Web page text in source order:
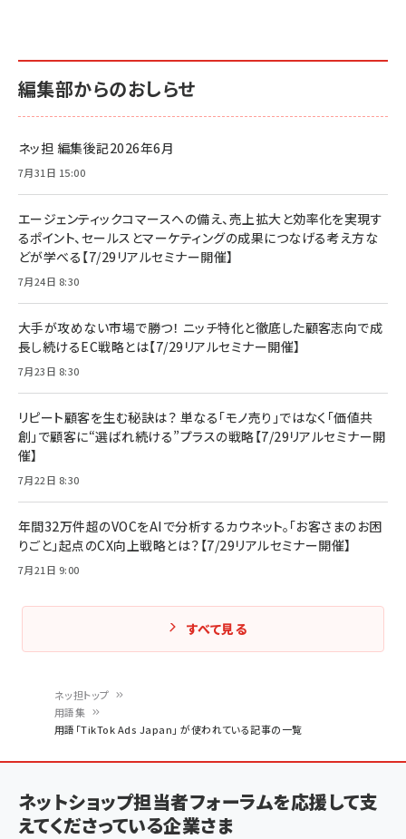
ン
く
ず
ネッ担トップ
用語集
用語「TikTok Ads Japan」 が使われている記事の一覧
編集部からのおしらせ
ネッ担 編集後記2026年6月
7月31日 15:00
エージェンティックコマースへの備え、売上拡大と効率化を実現す
るポイント、セールスとマーケティングの成果につなげる考え方な
どが学べる【7/29リアルセミナー開催】
7月24日 8:30
大手が攻めない市場で勝つ！ ニッチ特化と徹底した顧客志向で成
長し続けるEC戦略とは【7/29リアルセミナー開催】
7月23日 8:30
リピート顧客を生む秘訣は？ 単なる「モノ売り」ではなく「価値共
創」で顧客に“選ばれ続ける”プラスの戦略【7/29リアルセミナー開
催】
7月22日 8:30
年間32万件超のVOCをAIで分析するカウネット。「お客さまのお困
りごと」起点のCX向上戦略とは？【7/29リアルセミナー開催】
7月21日 9:00
すべて見る
ネットショップ担当者フォーラムを応援して支
えてくださっている企業さま